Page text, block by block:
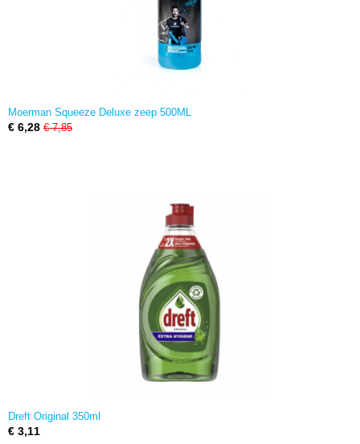
Moerman Squeeze Deluxe zeep 500ML
€ 6,28 € 7,85
Dreft Original 350ml
€ 3,11